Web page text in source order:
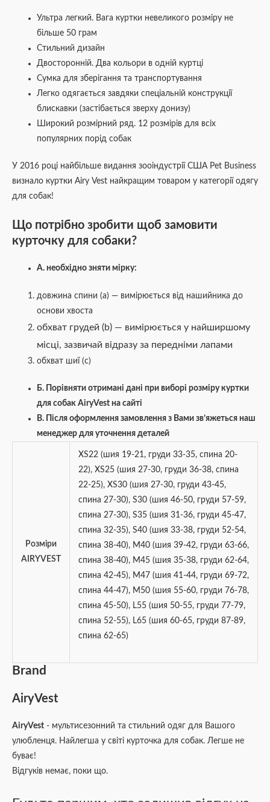
Ультра легкий. Вага куртки невеликого розміру не
більше 50 грам
Стильний дизайн
Двосторонній. Два кольори в одній куртці
Сумка для зберігання та транспортування
Легко одягається завдяки спеціальній конструкції
блискавки (застібається зверху донизу)
Широкий розмірний ряд. 12 розмірів для всіх
популярних порід собак
У 2016 році найбільше видання зооіндустрії США Pet Business
визнало куртки Airy Vest найкращим товаром у категорії одягу
для собак!
Що потрібно зробити щоб замовити
курточку для собаки?
А. необхідно зняти мірку:
довжина спини (а) — вимірюється від нашийника до
основи хвоста
обхват грудей (b) — вимірюється у найширшому
місці, зазвичай відразу за передніми лапами
обхват шиї (c)
Б. Порівняти отримані дані при виборі розміру куртки
для собак AiryVest на сайті
В. Після оформлення замовлення з Вами зв’яжеться наш
менеджер для уточнення деталей
Розміри
AIRYVEST
XS22 (шия 19-21, груди 33-35, спина 20-
22), XS25 (шия 27-30, груди 36-38, спина
22-25), XS30 (шия 27-30, груди 43-45,
спина 27-30), S30 (шия 46-50, груди 57-59,
спина 27-30), S35 (шия 31-36, груди 45-47,
спина 32-35), S40 (шия 33-38, груди 52-54,
спина 38-40), M40 (шия 39-42, груди 63-66,
спина 38-40), M45 (шия 35-38, груди 62-64,
спина 42-45), M47 (шия 41-44, груди 69-72,
спина 44-47), M50 (шия 55-60, груди 76-78,
спина 45-50), L55 (шия 50-55, груди 77-79,
спина 52-55), L65 (шия 60-65, груди 87-89,
спина 62-65)
Brand
AiryVest
AiryVest - мультисезонний та стильний одяг для Вашого
улюбленця. Найлегша у світі курточка для собак. Легше не
буває!
Відгуків немає, поки що.